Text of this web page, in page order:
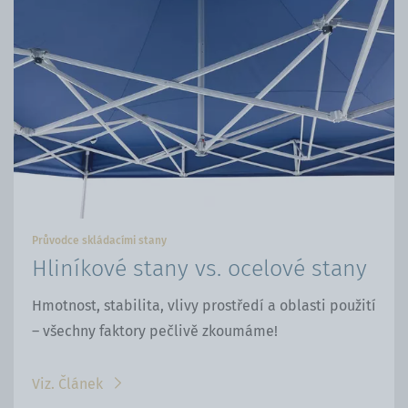
Průvodce skládacími stany
Hliníkové stany vs. ocelové stany
Hmotnost, stabilita, vlivy prostředí a oblasti použití
– všechny faktory pečlivě zkoumáme!
Viz. Článek